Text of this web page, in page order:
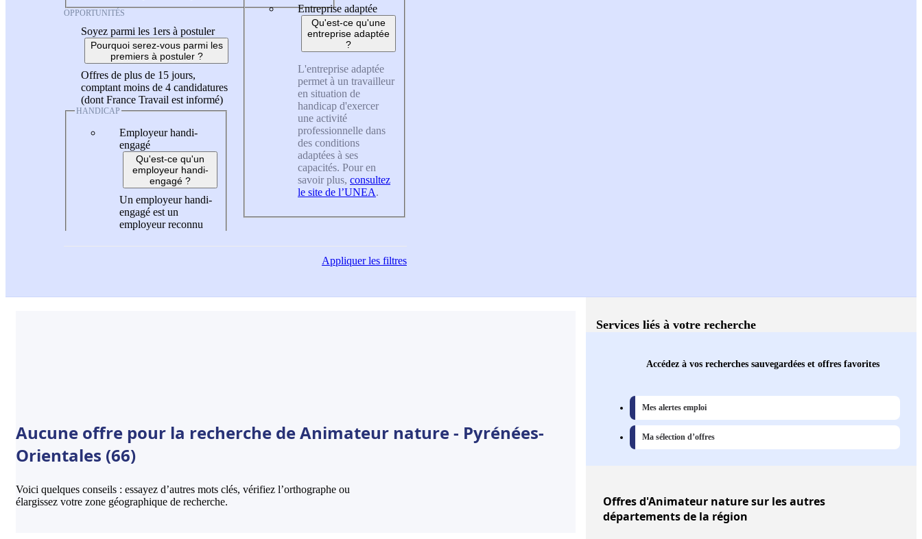
OPPORTUNITÉS
Soyez parmi les 1ers à postuler
Pourquoi serez-vous parmi les
premiers à postuler ?
Offres de plus de 15 jours,
comptant moins de 4 candidatures
(dont France Travail est informé)
HANDICAP
Employeur handi-
engagé
Qu'est-ce qu'un
employeur handi-
engagé ?
Un employeur handi-
engagé est un
employeur reconnu
Entreprise adaptée
Qu'est-ce qu'une
entreprise adaptée
?
L'entreprise adaptée
permet à un travailleur
en situation de
handicap d'exercer
une activité
professionnelle dans
des conditions
adaptées à ses
capacités. Pour en
savoir plus, consultez
le site de l’UNEA.
Appliquerles filtres
Aucune offre pour la recherche de Animateur nature - Pyrénées-
Orientales (66)
Voici quelques conseils : essayez d’autres mots clés, vérifiez l’orthographe ou
élargissez votre zone géographique de recherche.
Services liés à votre recherche
Accédez à vos recherches sauvegardées et offres favorites
Mes alertes emploi
Ma sélection d’offres
Offresd'Animateur nature sur les autres
départements de la région